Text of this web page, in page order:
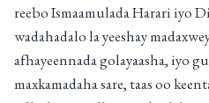
reebo Ismaamulada Harari iyo
wadahadalo la yeeshay
afhayeennada golayaasha, iyo
maxkamadaha sare, taas oo